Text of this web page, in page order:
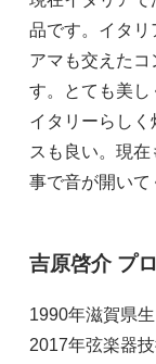
品です。イタリ
アマも交えた
す。とても美し
イタリーらし
スも良い。現
事で音が開いて
吉原啓介 プ
1990年滋賀県
2017年弦楽器